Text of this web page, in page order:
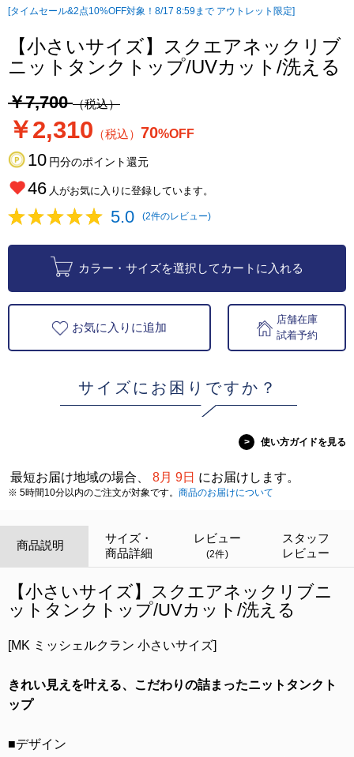
[タイムセール&2点10%OFF対象！8/17 8:59まで アウトレット限定]
【小さいサイズ】スクエアネックリブ
ニットタンクトップ/UVカット/洗える
￥7,700（税込）
￥2,310 （税込） 70%OFF
10 円分のポイント還元
46 人がお気に入りに登録しています。
5.0 (2件のレビュー)
カラー・サイズを選択してカートに入れる
お気に入りに追加
店舗在庫
試着予約
サイズにお困りですか？
> 使い方ガイドを見る
最短お届け地域の場合、 8月 9日 にお届けします。
※ 5時間10分以内のご注文が対象です。 商品のお届けについて
商品説明
サイズ・
商品詳細
レビュー
(2件)
スタッフ
レビュー
【小さいサイズ】スクエアネックリブニ
ットタンクトップ/UVカット/洗える
[MK ミッシェルクラン 小さいサイズ]
きれい見えを叶える、こだわりの詰まったニットタンクト
ップ
■デザイン